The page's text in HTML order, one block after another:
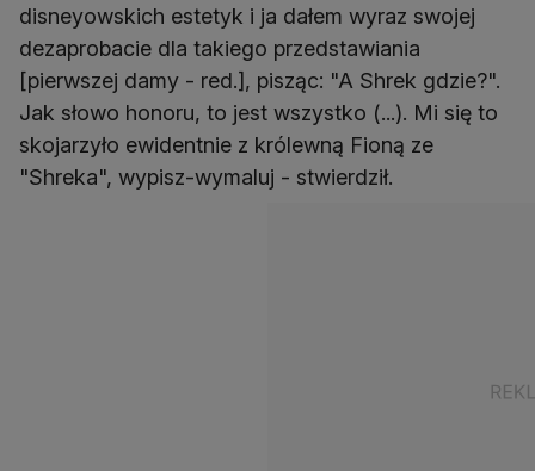
disneyowskich estetyk i ja dałem wyraz swojej
dezaprobacie dla takiego przedstawiania
[pierwszej damy - red.], pisząc: "A Shrek gdzie?".
Jak słowo honoru, to jest wszystko (...). Mi się to
skojarzyło ewidentnie z królewną Fioną ze
"Shreka", wypisz-wymaluj - stwierdził.